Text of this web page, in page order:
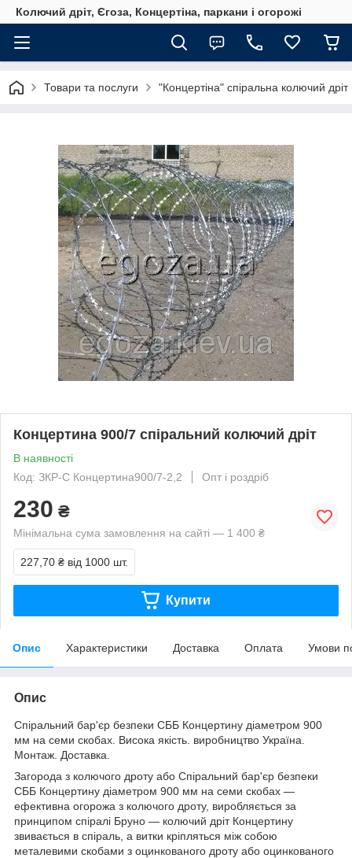
Колючий дріт, Єгоза, Концертіна, паркани і огорожі
Товари та послуги "Концертіна" спіральна колючий дріт
Концертина 900/7 спіральний колючий дріт
В наявності
Код: ЗКР-С Концертина900/7-2,2
Опт і роздріб
230 ₴
Мінімальна сума замовлення на сайті — 1 400 ₴
227,70 ₴ від 1000 шт.
Купити
Опис Характеристики Доставка Оплата Умови
Опис
Спіральний бар'єр безпеки СББ Концертину діаметром 900
мм на семи скобах. Висока якість. виробництво Україна.
Монтаж. Доставка.
Загорода з колючого дроту або Спіральний бар'єр безпеки
СББ Концертину діаметром 900 мм на семи скобах —
ефективна огорожа з колючого дроту, виробляється за
принципом спіралі Бруно — колючий дріт Концертину
звивається в спіраль, а витки кріпляться між собою
металевими скобами з оцинкованого дроту або оцинкованого